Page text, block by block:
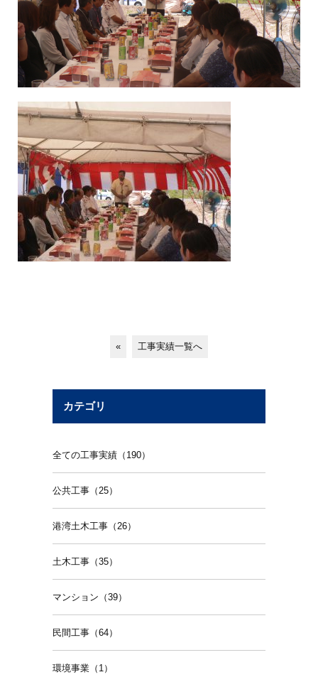
« 工事実績一覧へ
カテゴリ
全ての工事実績（190）
公共工事（25）
港湾土木工事（26）
土木工事（35）
マンション（39）
民間工事（64）
環境事業（1）